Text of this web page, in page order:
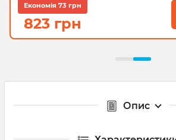
Економія 73 грн
823 грн
Опис